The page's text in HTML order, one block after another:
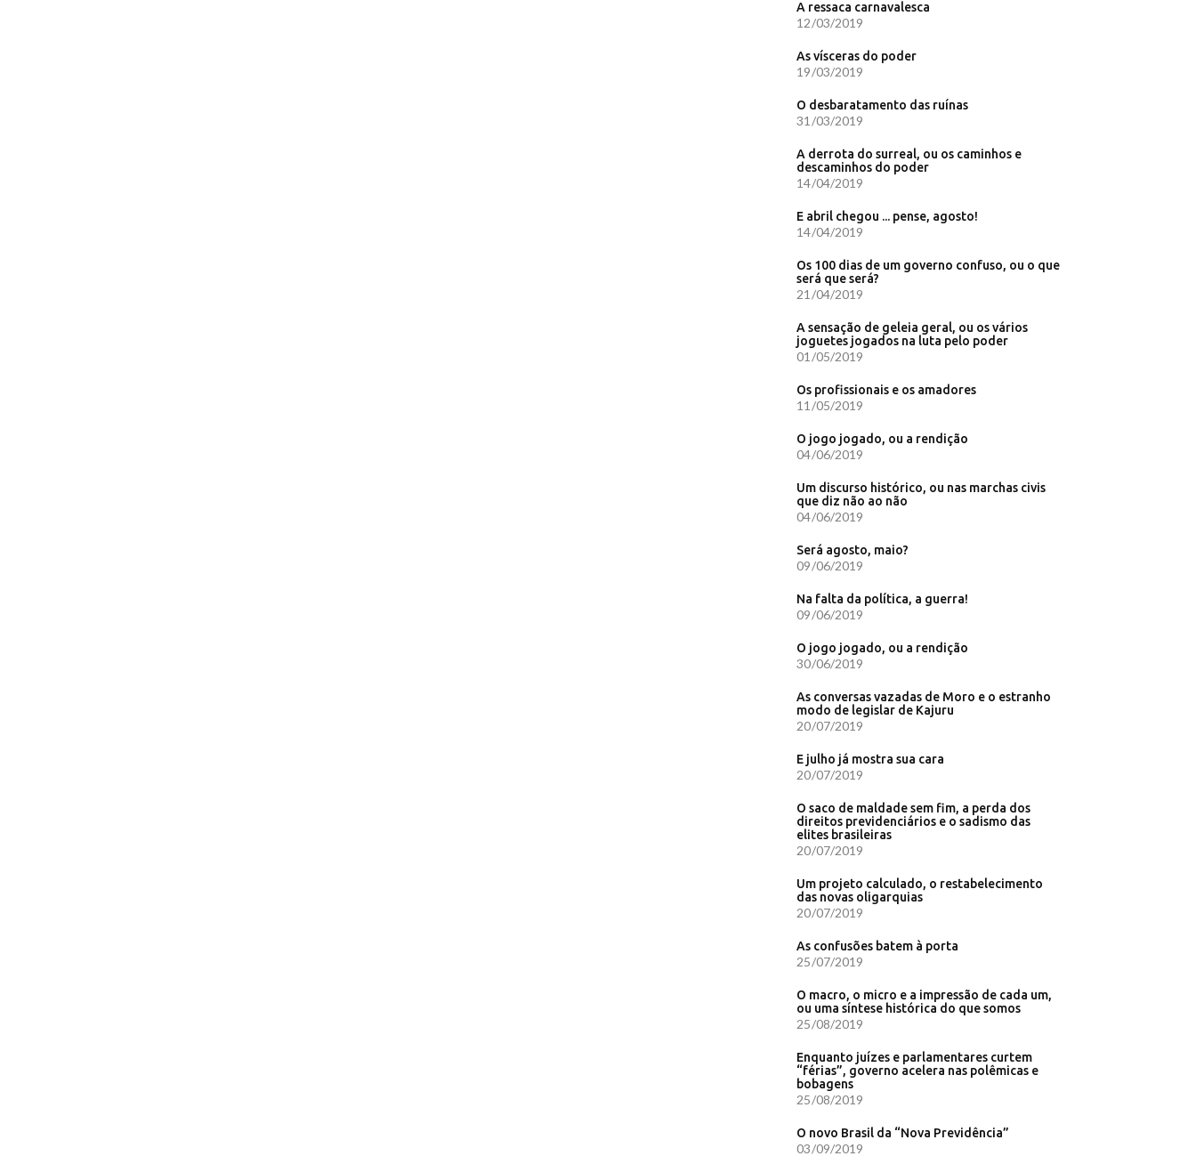
A ressaca carnavalesca
12/03/2019
As vísceras do poder
19/03/2019
O desbaratamento das ruínas
31/03/2019
A derrota do surreal, ou os caminhos e
descaminhos do poder
14/04/2019
E abril chegou ... pense, agosto!
14/04/2019
Os 100 dias de um governo confuso, ou o que
será que será?
21/04/2019
A sensação de geleia geral, ou os vários
joguetes jogados na luta pelo poder
01/05/2019
Os profissionais e os amadores
11/05/2019
O jogo jogado, ou a rendição
04/06/2019
Um discurso histórico, ou nas marchas civis
que diz não ao não
04/06/2019
Será agosto, maio?
09/06/2019
Na falta da política, a guerra!
09/06/2019
O jogo jogado, ou a rendição
30/06/2019
As conversas vazadas de Moro e o estranho
modo de legislar de Kajuru
20/07/2019
E julho já mostra sua cara
20/07/2019
O saco de maldade sem fim, a perda dos
direitos previdenciários e o sadismo das
elites brasileiras
20/07/2019
Um projeto calculado, o restabelecimento
das novas oligarquias
20/07/2019
As confusões batem à porta
25/07/2019
O macro, o micro e a impressão de cada um,
ou uma síntese histórica do que somos
25/08/2019
Enquanto juízes e parlamentares curtem
“férias”, governo acelera nas polêmicas e
bobagens
25/08/2019
O novo Brasil da “Nova Previdência”
03/09/2019